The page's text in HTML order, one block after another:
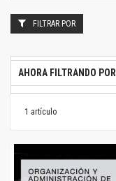
1 artículo
FILTRAR POR
AHORA FILTRANDO POR